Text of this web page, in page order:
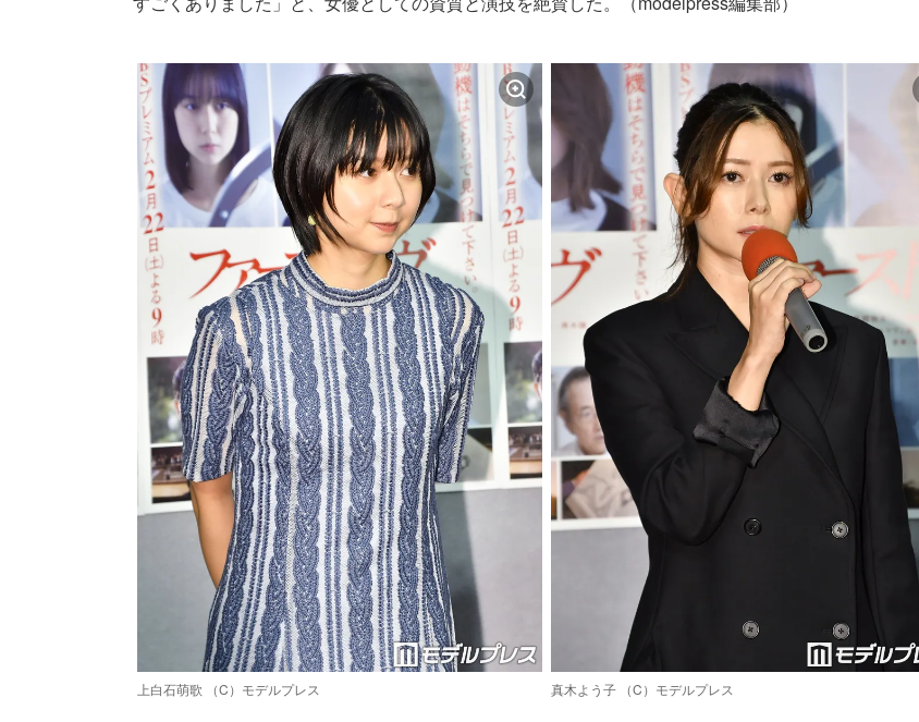
上白石萌歌 （C）モデルプレス 真木よう子 （C）モデルプレス